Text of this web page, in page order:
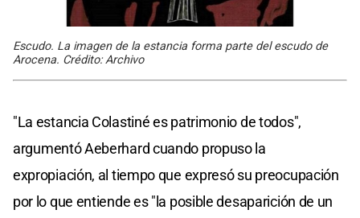
Escudo. La imagen de la estancia forma parte del escudo de
Arocena. Crédito: Archivo
"La estancia Colastiné es patrimonio de todos",
argumentó Aeberhard cuando propuso la
expropiación, al tiempo que expresó su preocupación
por lo que entiende es "la posible desaparición de un